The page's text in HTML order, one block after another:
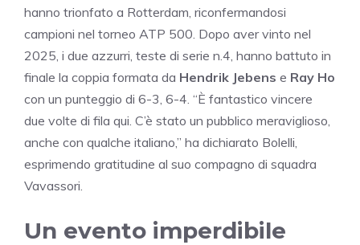
hanno trionfato a Rotterdam, riconfermandosi
campioni nel torneo ATP 500. Dopo aver vinto nel
2025, i due azzurri, teste di serie n.4, hanno battuto in
finale la coppia formata da Hendrik Jebens e Ray Ho
con un punteggio di 6-3, 6-4. “È fantastico vincere
due volte di fila qui. C’è stato un pubblico meraviglioso,
anche con qualche italiano,” ha dichiarato Bolelli,
esprimendo gratitudine al suo compagno di squadra
Vavassori.
Un evento imperdibile